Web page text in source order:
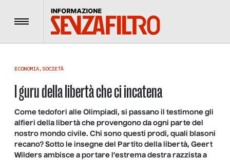
Menu
ECONOMIA, SOCIETÀ
I guru della libertà che ci incatena
Come tedofori alle Olimpiadi, si passano il testimone gli
alfieri della libertà che provengono da ogni parte del
nostro mondo civile. Chi sono questi prodi, quali blasoni
recano? Sotto le insegne del Partito della libertà, Geert
Wilders ambisce a portare l’estrema destra razzista a